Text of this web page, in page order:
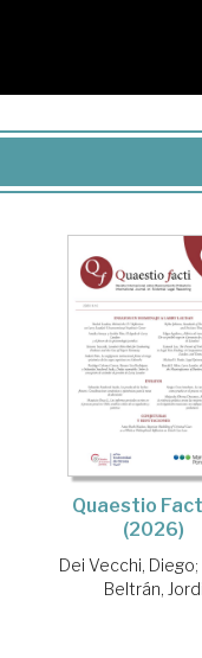
Quaestio
(2026)
Dei Vecchi, Diego;
Beltrán, Jordi